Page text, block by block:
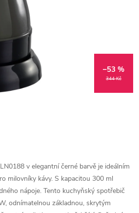
344 Kč
–53 %
v elegantní černé barvě je ideálním
milovníky kávy. S kapacitou 300 ml
nápoje. Tento kuchyňský spotřebič
odnímatelnou základnou, skrytým